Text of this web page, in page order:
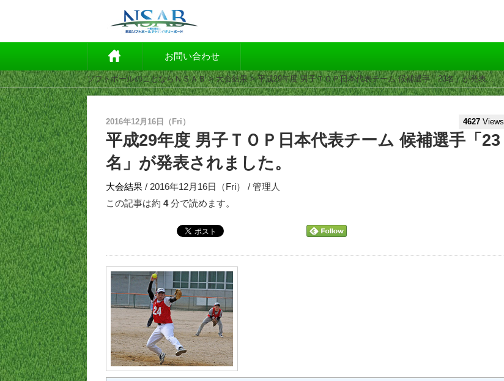
お問い合わせ
ソフトボールのことならＮＳＡＢ>大会結果> 平成29年度 男子ＴＯＰ日本代表チーム 候補選手「23名」が発表…
2016年12月16日（Fri） 4627 Views
平成29年度 男子ＴＯＰ日本代表チーム 候補選手「23
名」が発表されました。
大会結果 / 2016年12月16日（Fri） / 管理人
この記事は約 4分で読めます。